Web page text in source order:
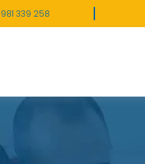
981 339 258